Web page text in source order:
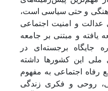
و حتی سیاسی است،
عدالت و امنیت اجتماعی
یافته و مبتنی بر جامعه
جایگاه برجسته‌ای در
ملی این کشورها داشته
رفاه اجتماعی به مفهوم
روحی و فکری زندگی